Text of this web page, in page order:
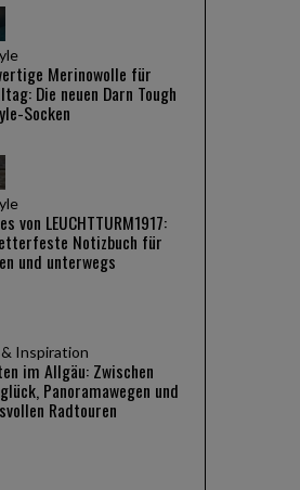
Merinowolle für
Die neuen Darn Tough
Socken
von LEUCHTTURM1917:
Notizbuch für
und unterwegs
& Inspiration
im Allgäu: Zwischen
Panoramawegen und
Radtouren